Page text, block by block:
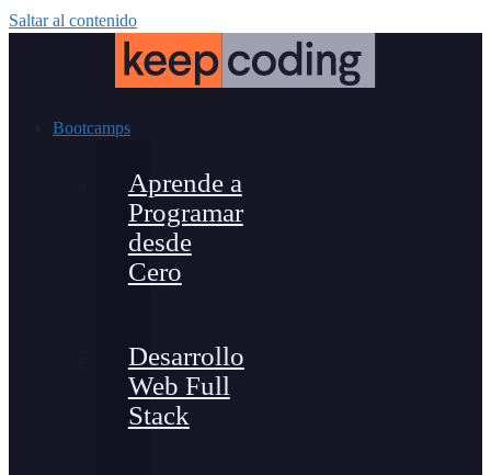
Saltar al contenido
Bootcamps
Aprende a
Programar
desde
Cero
Desarrollo
Web Full
Stack